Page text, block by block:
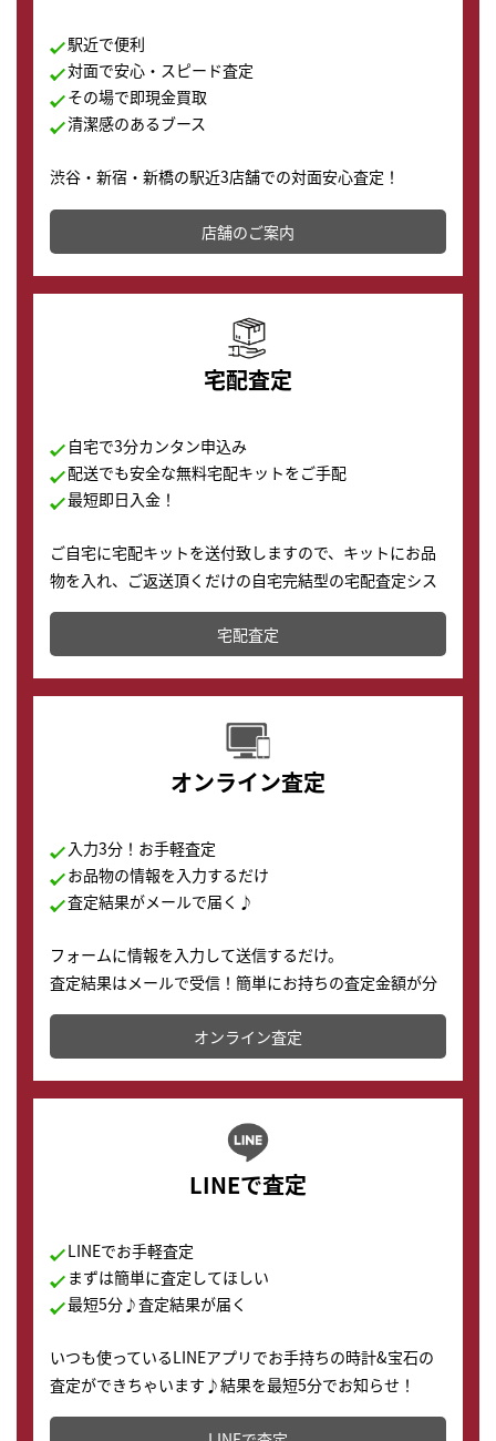
駅近で便利
対面で安心・スピード査定
その場で即現金買取
清潔感のあるブース
渋谷・新宿・新橋の駅近3店舗での対面安心査定！
その場で現金買取致します。渋谷本店では、時計販売の
店舗を併設しており、下取りに出してお得に新しい時計
の購入もできます♪
店舗のご案内
宅配査定
自宅で3分カンタン申込み
配送でも安全な無料宅配キットをご手配
最短即日入金！
ご自宅に宅配キットを送付致しますので、キットにお品
物を入れ、ご返送頂くだけの自宅完結型の宅配査定シス
テムです。
配送でも簡単&安全に査定・買取に出すことが可能で
す。
宅配査定
オンライン査定
入力3分！お手軽査定
お品物の情報を入力するだけ
査定結果がメールで届く♪
フォームに情報を入力して送信するだけ。
査定結果はメールで受信！簡単にお持ちの査定金額が分
かります。
オンライン査定
LINEで査定
LINEでお手軽査定
まずは簡単に査定してほしい
最短5分♪査定結果が届く
いつも使っているLINEアプリでお手持ちの時計&宝石の
査定ができちゃいます♪結果を最短5分でお知らせ！
どこからでもすぐに査定金額を知ることが出来ます。